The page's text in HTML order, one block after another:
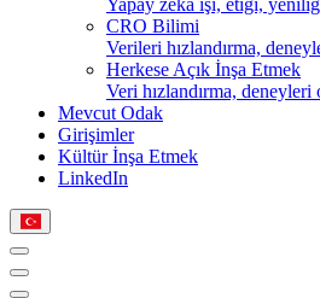
Yapay zeka işi, etiği,
CRO Bilimi
Verileri hızlandırma,
Herkese Açık İnşa Etmek
Veri hızlandırma, deneyleri
Mevcut Odak
Girişimler
Kültür İnşa Etmek
LinkedIn